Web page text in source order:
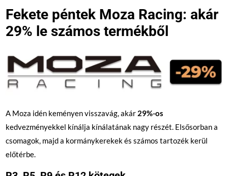
Fekete péntek Moza Racing: akár
29% le számos termékből
A Moza idén keményen visszavág, akár 29%-os
kedvezményekkel kínálja kínálatának nagy részét. Elsősorban a
csomagok, majd a kormánykerekek és számos tartozék kerül
előtérbe.